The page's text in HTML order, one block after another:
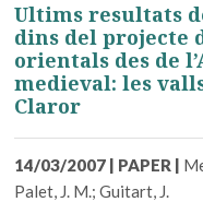
Ultims resultats
dins del projecte
orientals des de
medieval: les
Claror
14/03/2007 | PAPER |
Palet, J. M.; Guitart, J.